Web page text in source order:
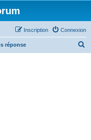
Connexion
Inscription
réponse